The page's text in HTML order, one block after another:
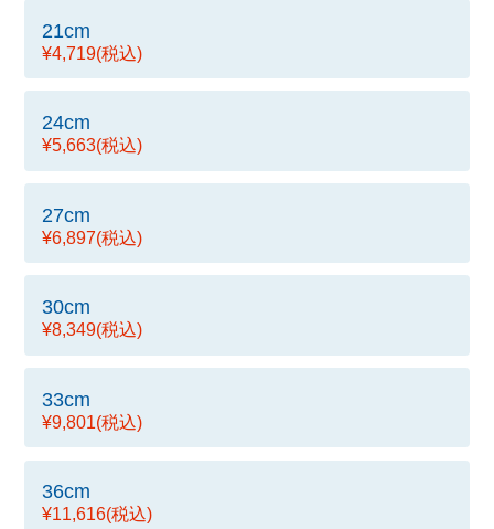
21cm
¥4,719(税込)
24cm
¥5,663(税込)
27cm
¥6,897(税込)
30cm
¥8,349(税込)
33cm
¥9,801(税込)
36cm
¥11,616(税込)